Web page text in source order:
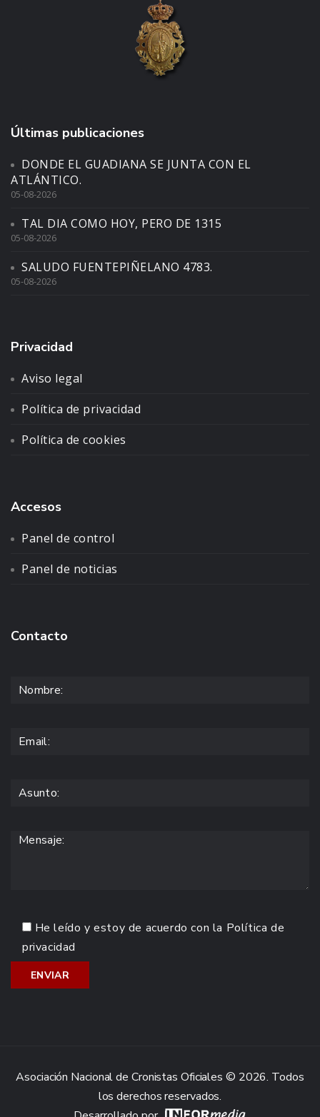
Últimas publicaciones
DONDE EL GUADIANA SE JUNTA CON EL
ATLÁNTICO.
05-08-2026
TAL DIA COMO HOY, PERO DE 1315
05-08-2026
SALUDO FUENTEPIÑELANO 4783.
05-08-2026
Privacidad
Aviso legal
Política de privacidad
Política de cookies
Accesos
Panel de control
Panel de noticias
Contacto
He leído y estoy de acuerdo con la Política de
privacidad
Asociación Nacional de Cronistas Oficiales © 2026. Todos
los derechos reservados.